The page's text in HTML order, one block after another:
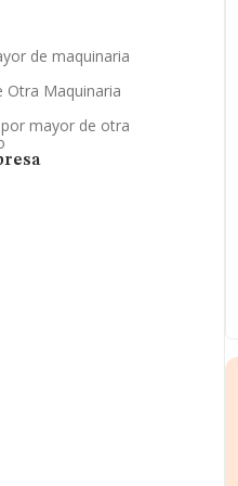
de maquinaria
Otra Maquinaria
mayor de otra